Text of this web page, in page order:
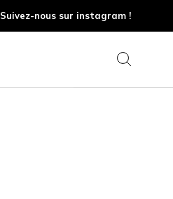
Suivez-nous sur instagram !